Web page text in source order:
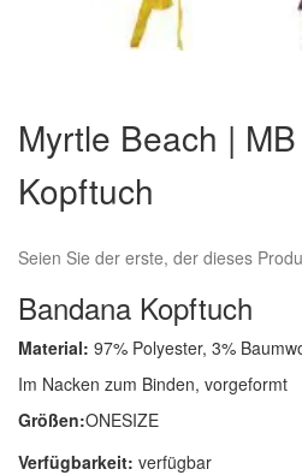
der
Bildergalerie
springen
Myrtle Beach |
Kopftuch
Seien Sie der erste, der dieses
Bandana Kopftuch
Material: 97% Polyester, 3%
Im Nacken zum Binden, vorgeformt
Größen:ONESIZE
Verfügbarkeit: verfügbar